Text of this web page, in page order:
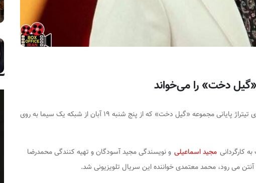
«گیل دخت» را می‌خواند
محمد معتمدی تیتراژ پایانی مجموعه «گیل دخت» که از پنج شنبه ۱۹ آبان از شبکه یک سیما به روی
به کارگردانی مجید اسماعیلی و نویسندگی مجید آسودگان و تهیه کنندگی محمدرضا
می رود، محمد معتمدی خواننده این سریال تلویزیونی شد.